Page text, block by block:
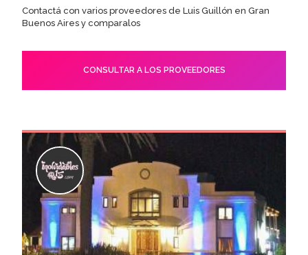
Contactá con varios proveedores de Luis Guillón en Gran
Buenos Aires y comparalos
CONSULTAR A LOS PROVEEDORES